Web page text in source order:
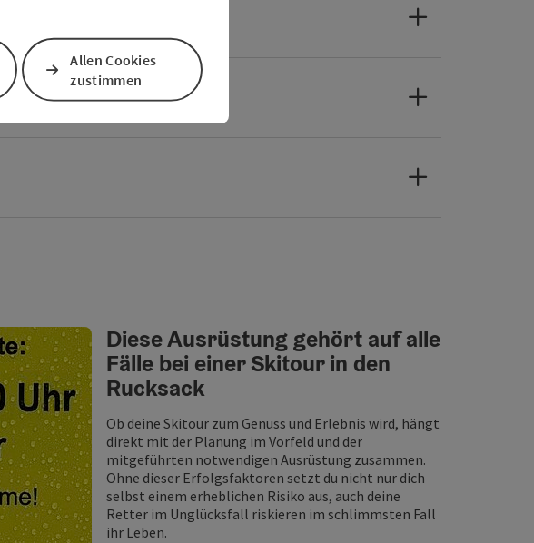
Diese Ausrüstung gehört auf alle
Fälle bei einer Skitour in den
Rucksack
Ob deine Skitour zum Genuss und Erlebnis wird, hängt
direkt mit der Planung im Vorfeld und der
mitgeführten notwendigen Ausrüstung zusammen.
Ohne dieser Erfolgsfaktoren setzt du nicht nur dich
selbst einem erheblichen Risiko aus, auch deine
Retter im Unglücksfall riskieren im schlimmsten Fall
ihr Leben.
Allen Cookies
zustimmen